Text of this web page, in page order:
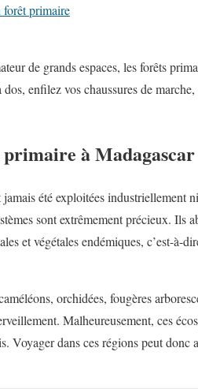
forêt primaire
de grands espaces, les forêts
enfilez vos chaussures de
primaire à Madagascar
été exploitées industriellement
sont extrêmement précieux. Ils
et végétales endémiques, c’est-à-
orchidées, fougères
Malheureusement, ces
Voyager dans ces régions peut donc